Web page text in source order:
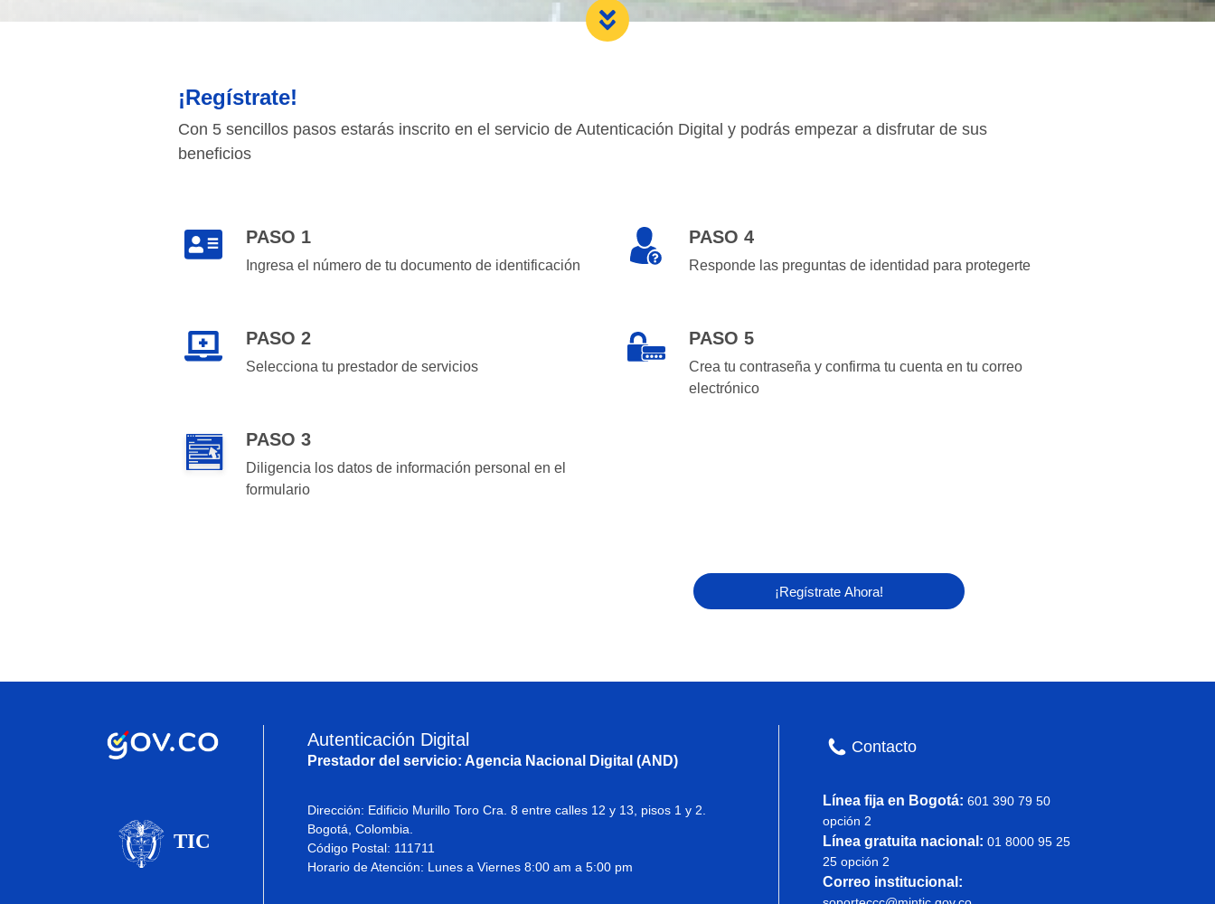
¡Regístrate!
Con 5 sencillos pasos estarás inscrito en el servicio de Autenticación Digital y podrás empezar a disfrutar de sus
beneficios
PASO 1
Ingresa el número de tu documento de identificación
PASO 2
Selecciona tu prestador de servicios
PASO 3
Diligencia los datos de información personal en el
formulario
PASO 4
Responde las preguntas de identidad para protegerte
PASO 5
Crea tu contraseña y confirma tu cuenta en tu correo
electrónico
¡Regístrate Ahora!
Autenticación Digital
Prestador del servicio: Agencia Nacional Digital (AND)
Dirección: Edificio Murillo Toro Cra. 8 entre calles 12 y 13, pisos 1 y 2.
Bogotá, Colombia.
Código Postal: 111711
Horario de Atención: Lunes a Viernes 8:00 am a 5:00 pm
Contacto
Línea fija en Bogotá: 601 390 79 50
opción 2
Línea gratuita nacional: 01 8000 95 25
25 opción 2
Correo institucional: